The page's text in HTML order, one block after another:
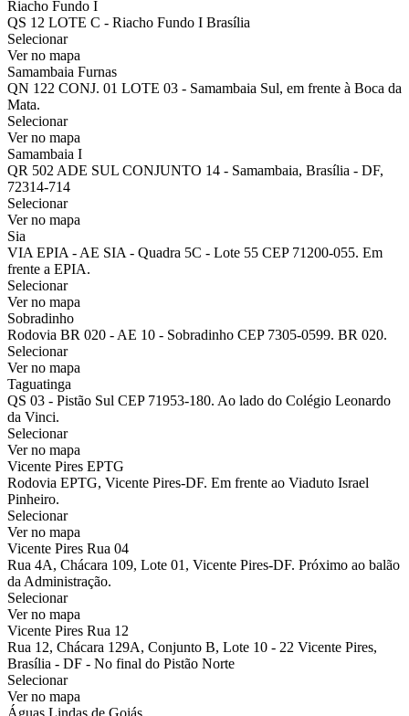
Riacho Fundo I
QS 12 LOTE C - Riacho Fundo I Brasília
Selecionar
Ver no mapa
Samambaia Furnas
QN 122 CONJ. 01 LOTE 03 - Samambaia Sul, em frente à Boca da
Mata.
Selecionar
Ver no mapa
Samambaia I
QR 502 ADE SUL CONJUNTO 14 - Samambaia, Brasília - DF,
72314-714
Selecionar
Ver no mapa
Sia
VIA EPIA - AE SIA - Quadra 5C - Lote 55 CEP 71200-055. Em
frente a EPIA.
Selecionar
Ver no mapa
Sobradinho
Rodovia BR 020 - AE 10 - Sobradinho CEP 7305-0599. BR 020.
Selecionar
Ver no mapa
Taguatinga
QS 03 - Pistão Sul CEP 71953-180. Ao lado do Colégio Leonardo
da Vinci.
Selecionar
Ver no mapa
Vicente Pires EPTG
Rodovia EPTG, Vicente Pires-DF. Em frente ao Viaduto Israel
Pinheiro.
Selecionar
Ver no mapa
Vicente Pires Rua 04
Rua 4A, Chácara 109, Lote 01, Vicente Pires-DF. Próximo ao balão
da Administração.
Selecionar
Ver no mapa
Vicente Pires Rua 12
Rua 12, Chácara 129A, Conjunto B, Lote 10 - 22 Vicente Pires,
Brasília - DF - No final do Pistão Norte
Selecionar
Ver no mapa
Águas Lindas de Goiás